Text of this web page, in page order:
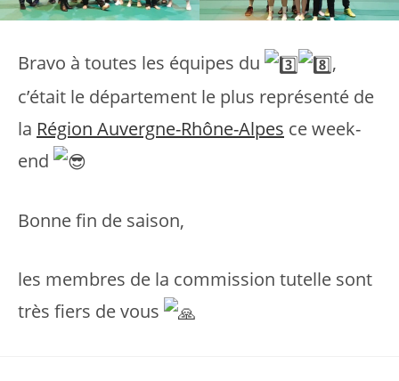
Bravo à toutes les équipes du
,
c’était le département le plus représenté de
la Région Auvergne-Rhône-Alpes ce week-
end
Bonne fin de saison,
les membres de la commission tutelle sont
très fiers de vous